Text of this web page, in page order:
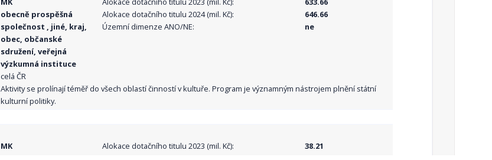
obecně prospěšná
společnost , jiné, kraj,
obec, občanské
sdružení, veřejná
výzkumná instituce
Alokace dotačního titulu 2024 (mil. Kč):
646.66
Územní dimenze ANO/NE:
ne
celá ČR
Aktivity se prolínají téměř do všech oblastí činností v kultuře. Program je významným nástrojem plnění státní
kulturní politiky.
MK
Alokace dotačního titulu 2023 (mil. Kč):
38.21